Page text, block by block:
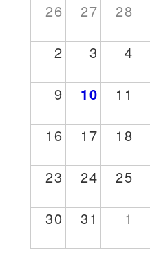
26 27 28
2 3 4
9 10 11
16 17 18
23 24 25
30 31 1